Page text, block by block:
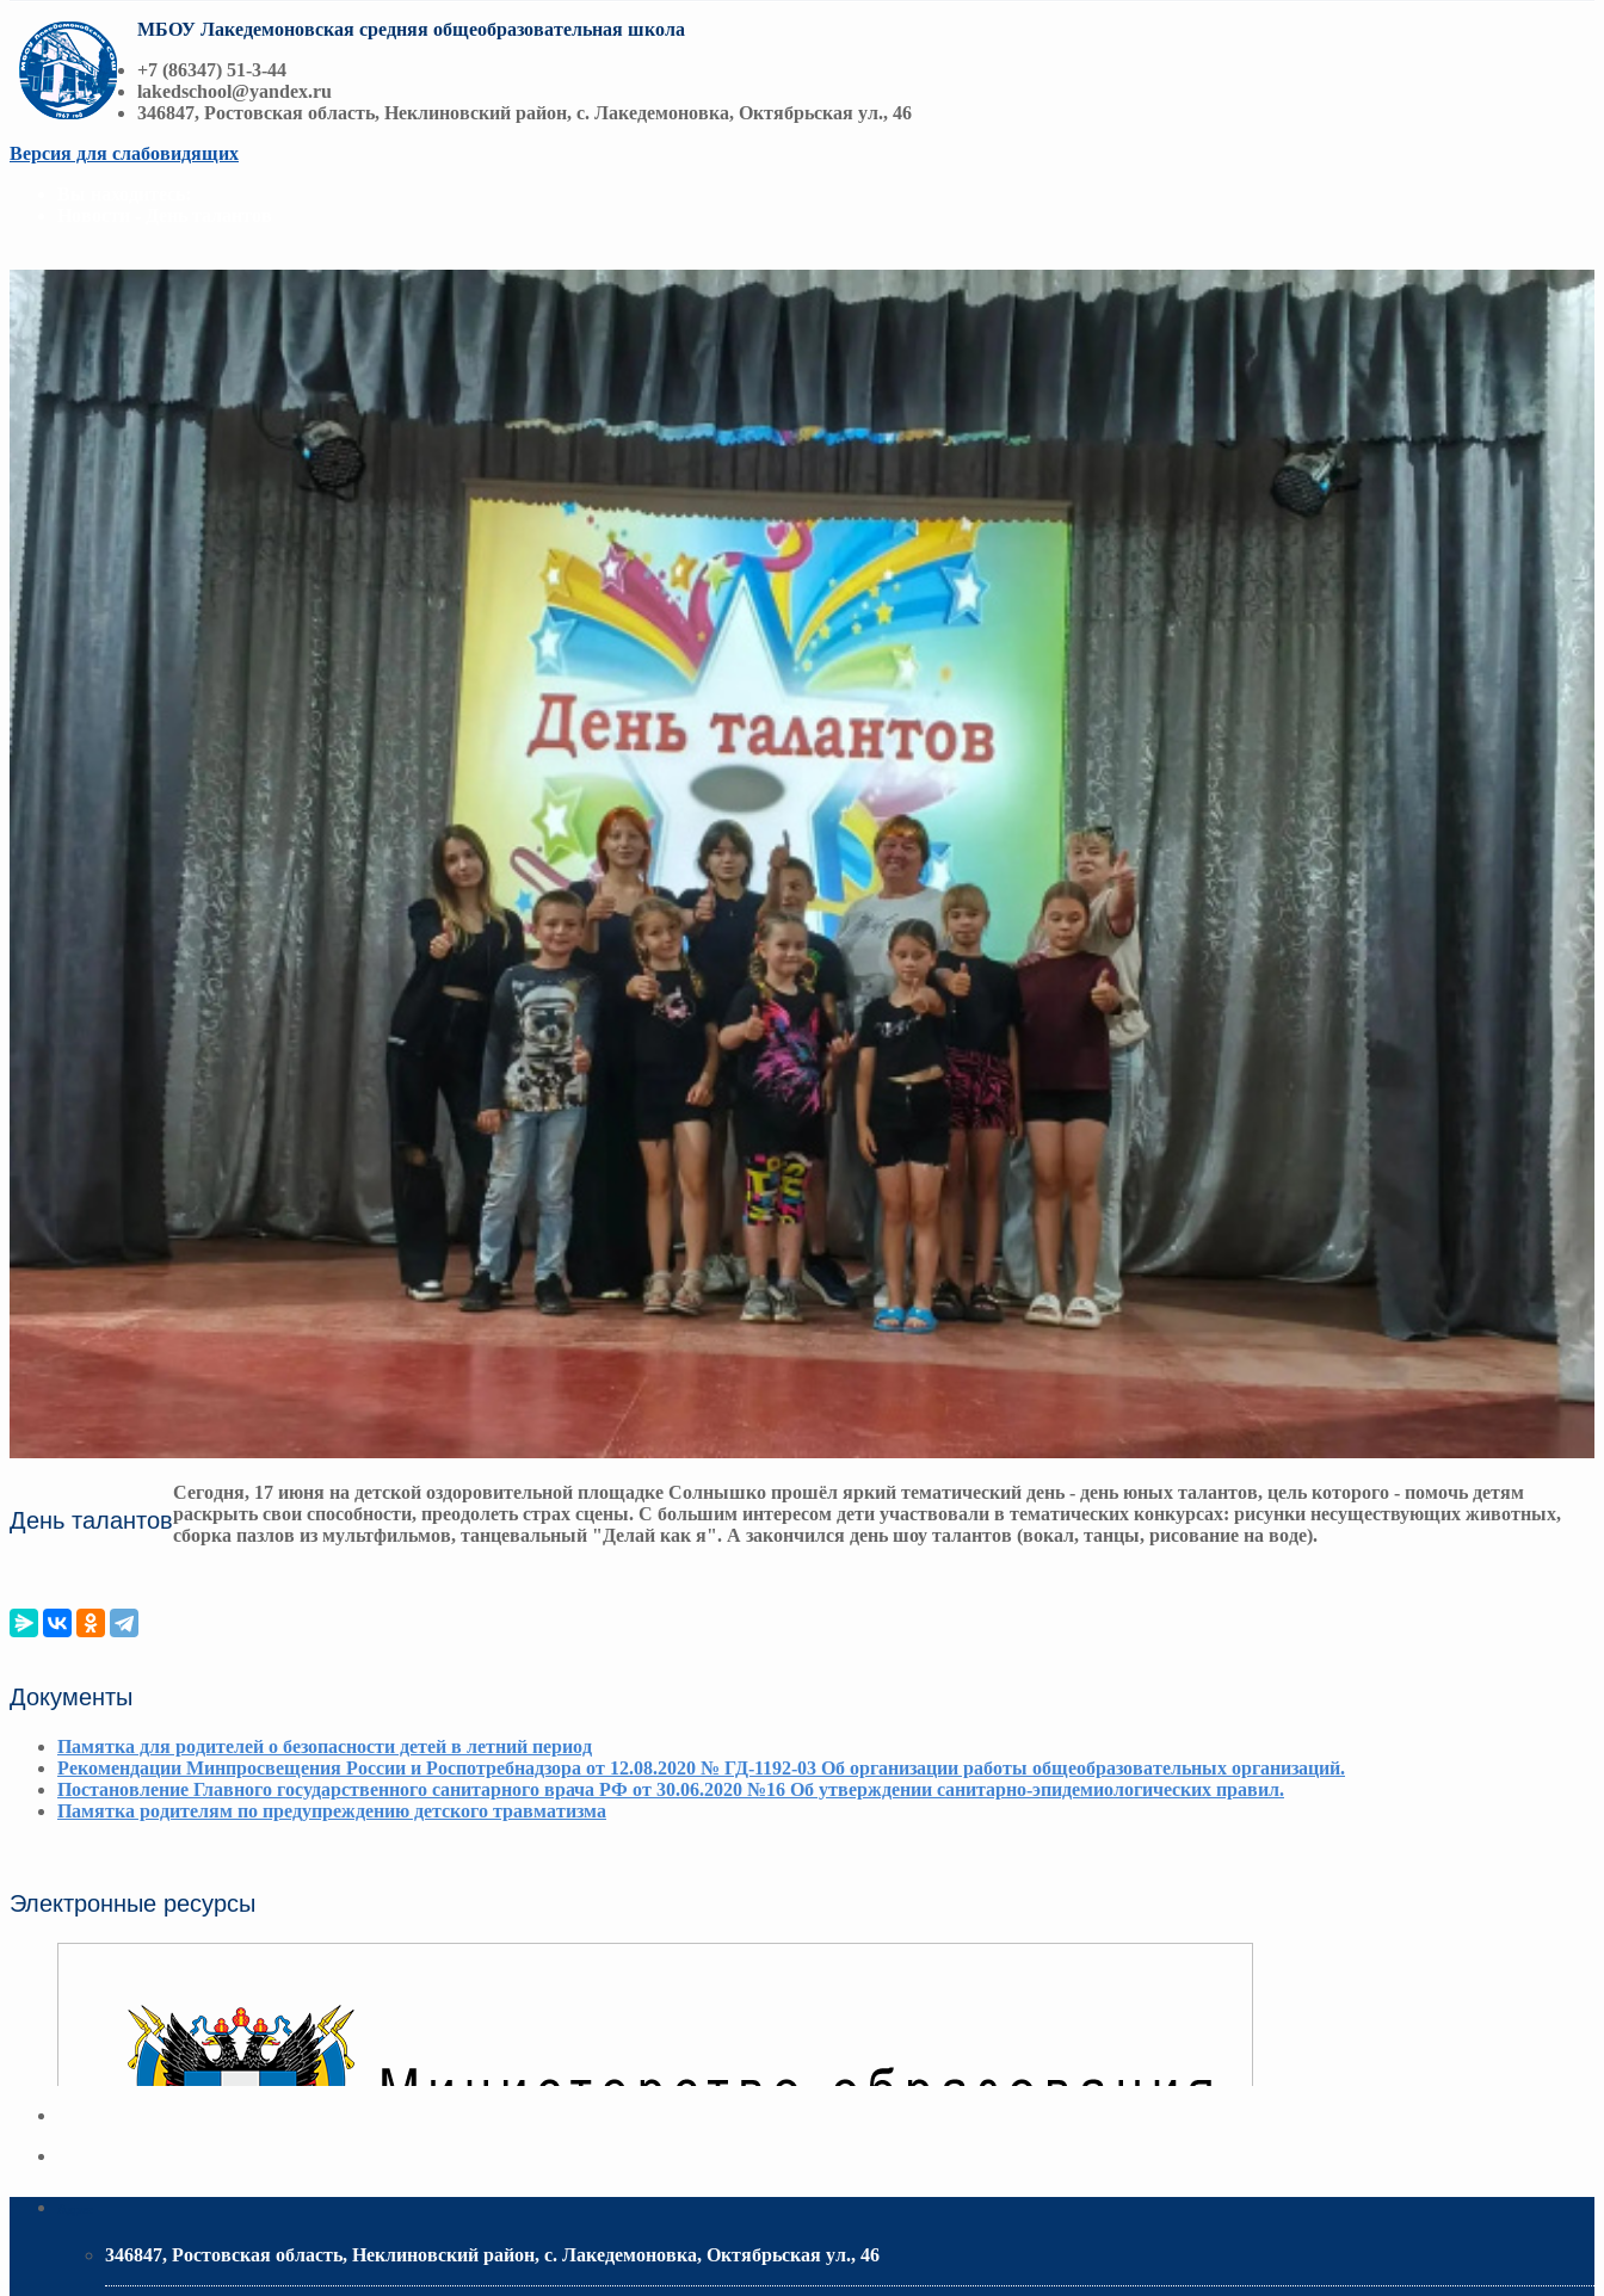
МБОУ Лакедемоновская средняя общеобразовательная школа
+7 (86347) 51-3-44
lakedschool@yandex.ru
346847, Ростовская область, Неклиновский район, с. Лакедемоновка, Октябрьская ул., 46
Версия для слабовидящих
День талантов
Сегодня, 17 июня на детской оздоровительной площадке Солнышко прошёл яркий тематический день - день юных талантов, цель которого - помочь детям
раскрыть свои способности, преодолеть страх сцены. С большим интересом дети участвовали в тематических конкурсах: рисунки несуществующих животных,
сборка пазлов из мультфильмов, танцевальный "Делай как я". А закончился день шоу талантов (вокал, танцы, рисование на воде).
Документы
Памятка для родителей о безопасности детей в летний период
Рекомендации Минпросвещения России и Роспотребнадзора от 12.08.2020 № ГД-1192-03 Об организации работы общеобразовательных организаций.
Постановление Главного государственного санитарного врача РФ от 30.06.2020 №16 Об утверждении санитарно-эпидемиологических правил.
Памятка родителям по предупреждению детского травматизма
Электронные ресурсы
346847, Ростовская область, Неклиновский район, с. Лакедемоновка, Октябрьская ул., 46